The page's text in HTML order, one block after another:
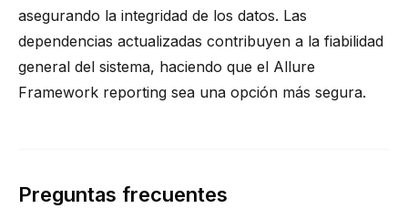
asegurando la integridad de los datos. Las
dependencias actualizadas contribuyen a la fiabilidad
general del sistema, haciendo que el Allure
Framework reporting sea una opción más segura.
Preguntas frecuentes